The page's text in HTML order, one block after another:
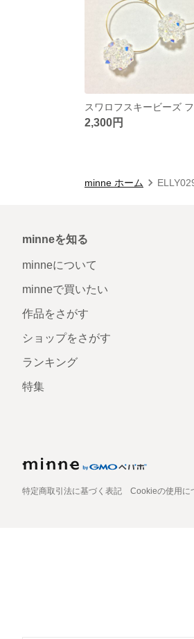
2,300円
minne ホーム
minneを知る
minneについて
minneで買いたい
作品をさがす
ショップをさがす
ランキング
特集
特定商取引法に基づく表記 Cookieの使用に